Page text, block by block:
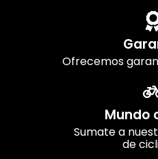
Ofrecemos
Mundo
Sumate a
de